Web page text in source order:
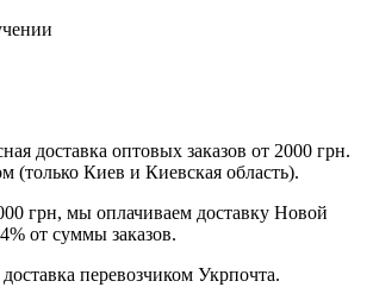
доставка оптовых заказов от 2000 грн.
(только Киев и Киевская область).
грн, мы оплачиваем доставку Новой
от суммы заказов.
перевозчиком Укрпочта.